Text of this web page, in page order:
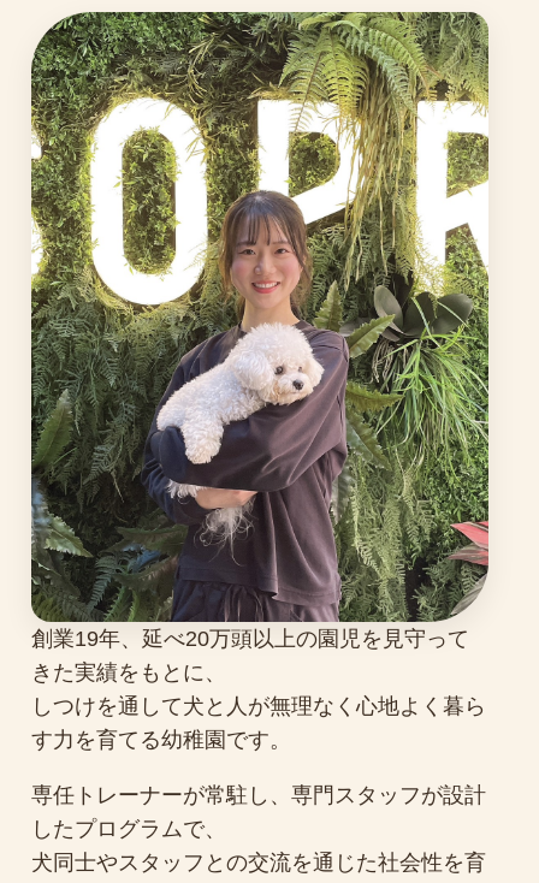
創業19年、延べ20万頭以上の園児を見守って
きた実績をもとに、
しつけを通して犬と人が無理なく心地よく暮ら
す力を育てる幼稚園です。
専任トレーナーが常駐し、専門スタッフが設計
したプログラムで、
犬同士やスタッフとの交流を通じた社会性を育